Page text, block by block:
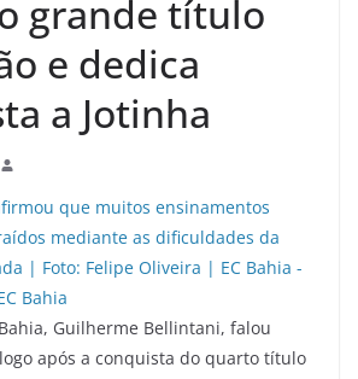
grande título
e dedica
a Jotinha
Guilherme Bellintani, falou
após a conquista do quarto título